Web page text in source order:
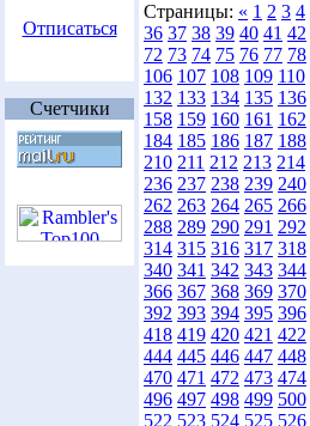
Отписаться
Счетчики
Страницы: « 1 2 3 4
36 37 38 39 40 41 42
72 73 74 75 76 77 78
106 107 108 109 110
132 133 134 135 136
158 159 160 161 162
184 185 186 187 188
210 211 212 213 214
236 237 238 239 240
262 263 264 265 266
288 289 290 291 292
314 315 316 317 318
340 341 342 343 344
366 367 368 369 370
392 393 394 395 396
418 419 420 421 422
444 445 446 447 448
470 471 472 473 474
496 497 498 499 500
522 523 524 525 526